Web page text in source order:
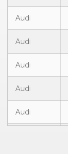
Audi
Audi
Audi
Audi
Audi